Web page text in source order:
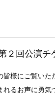
２回公演チ
皆様にご覧いた
るお声に勇気